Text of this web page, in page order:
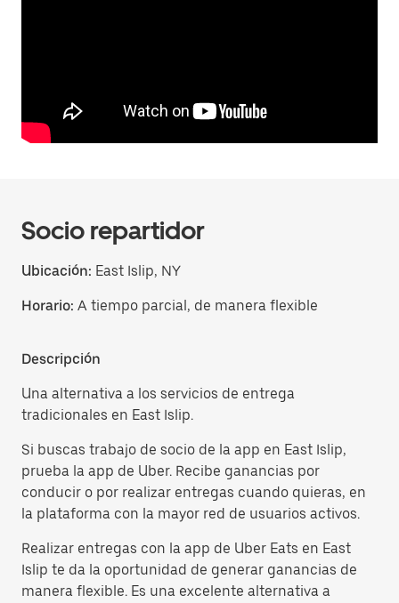
Socio repartidor
Ubicación: East Islip, NY
Horario: A tiempo parcial, de manera flexible
Descripción
Una alternativa a los servicios de entrega
tradicionales en East Islip.
Si buscas trabajo de socio de la app en East Islip,
prueba la app de Uber. Recibe ganancias por
conducir o por realizar entregas cuando quieras, en
la plataforma con la mayor red de usuarios activos.
Realizar entregas con la app de Uber Eats en East
Islip te da la oportunidad de generar ganancias de
manera flexible. Es una excelente alternativa a